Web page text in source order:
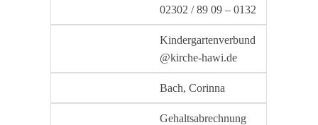
02302 / 89 09 – 0132
Kindergartenverbund
@kirche-hawi.de
Bach, Corinna
Gehaltsabrechnung